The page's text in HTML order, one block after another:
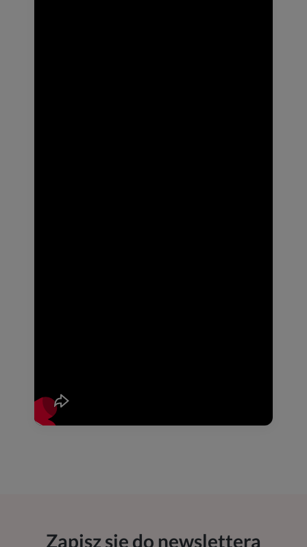
Zapisz się do newslettera